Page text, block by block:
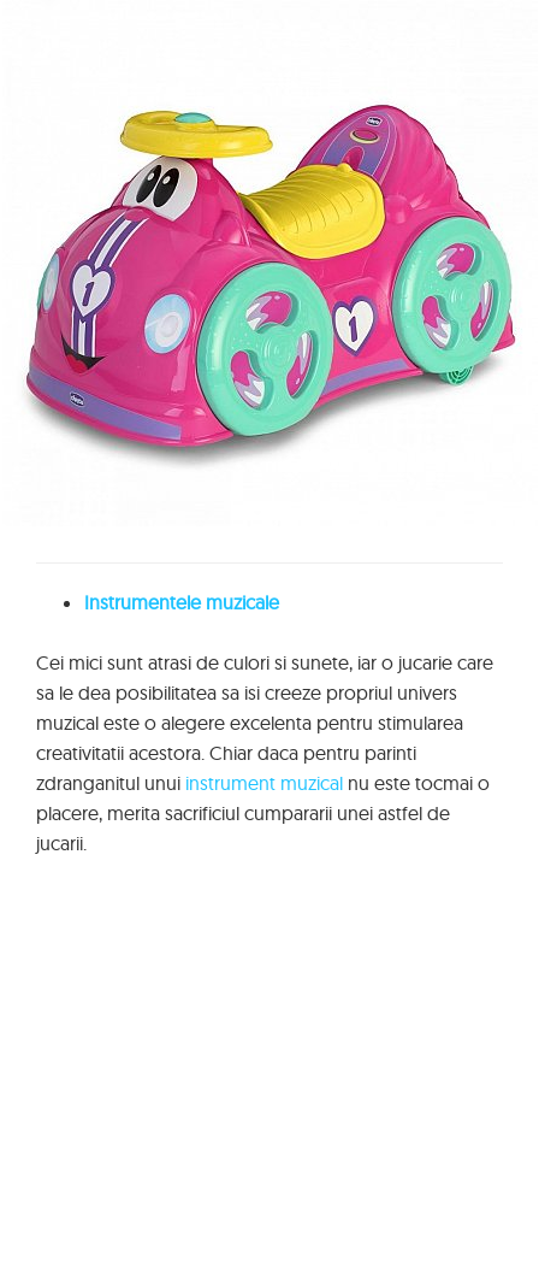
Instrumentele muzicale
Cei mici sunt atrasi de culori si sunete, iar o jucarie care
sa le dea posibilitatea sa isi creeze propriul univers
muzical este o alegere excelenta pentru stimularea
creativitatii acestora. Chiar daca pentru parinti
zdranganitul unui instrument muzical nu este tocmai o
placere, merita sacrificiul cumpararii unei astfel de
jucarii.